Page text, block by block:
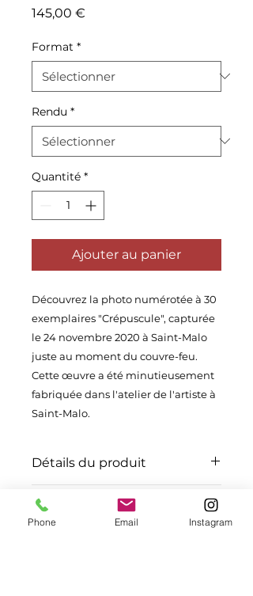
145,00 €
Format *
Rendu *
Quantité *
Ajouter au panier
Découvrez la photo numérotée à 30
exemplaires "Crépuscule", capturée
le 24 novembre 2020 à Saint-Malo
juste au moment du couvre-feu.
Cette œuvre a été minutieusement
fabriquée dans l'atelier de l'artiste à
Saint-Malo.
Détails du produit
imprimée sur un support mat ou
brillant contre collé sur une
Politique d'échange et de
remboursement
Phone Email Instagram